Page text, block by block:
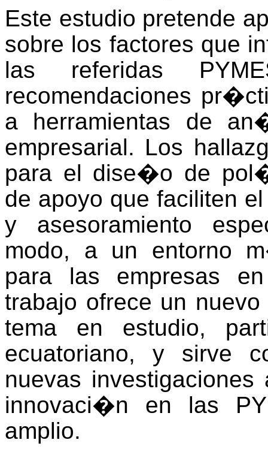
Este estudio pretende
sobre los factores que
las referidas
recomendaciones
a herramientas de
empresarial. Los
para el dise�o de
de apoyo que faciliten
y asesoramiento
modo, a un entorno
para las empresas
trabajo ofrece un
tema en estudio,
ecuatoriano, y sirve
nuevas
innovaci�n en las
amplio.